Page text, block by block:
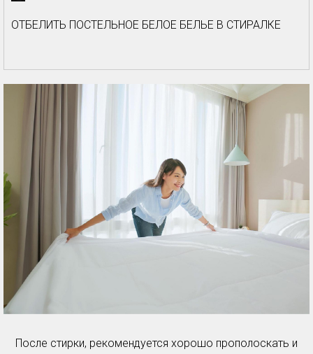
ОТБЕЛИТЬ ПОСТЕЛЬНОЕ БЕЛОЕ БЕЛЬЕ В СТИРАЛКЕ
После стирки, рекомендуется хорошо прополоскать и